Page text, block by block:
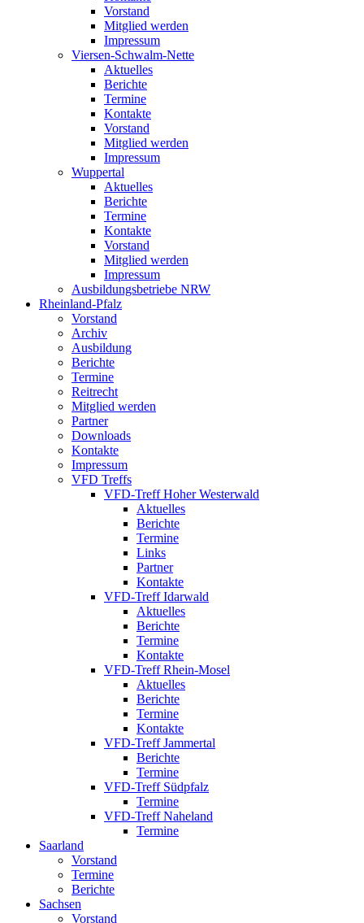
Vorstand
Mitglied werden
Impressum
Viersen-Schwalm-Nette
Aktuelles
Berichte
Termine
Kontakte
Vorstand
Mitglied werden
Impressum
Wuppertal
Aktuelles
Berichte
Termine
Kontakte
Vorstand
Mitglied werden
Impressum
Ausbildungsbetriebe NRW
Rheinland-Pfalz
Vorstand
Archiv
Ausbildung
Berichte
Termine
Reitrecht
Mitglied werden
Partner
Downloads
Kontakte
Impressum
VFD Treffs
VFD-Treff Hoher Westerwald
Aktuelles
Berichte
Termine
Links
Partner
Kontakte
VFD-Treff Idarwald
Aktuelles
Berichte
Termine
Kontakte
VFD-Treff Rhein-Mosel
Aktuelles
Berichte
Termine
Kontakte
VFD-Treff Jammertal
Berichte
Termine
VFD-Treff Südpfalz
Termine
VFD-Treff Naheland
Termine
Saarland
Vorstand
Termine
Berichte
Sachsen
Vorstand